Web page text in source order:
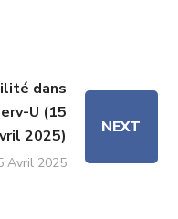
dans
U (15
2025)
Avril 2025
NEXT